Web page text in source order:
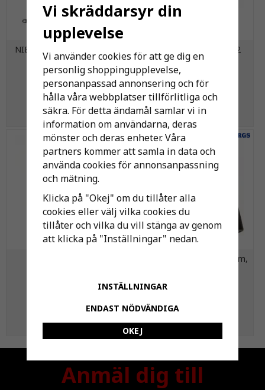
NIBE AXC 40 Tillbehörskort
4 302 kr
KÖP
MMA Vinkelkoppling M22
130 kr
KÖP
KÖP
Spikklammer, Svart, 3-5 mm,
KÖP
Anmäl dig till
Vi skräddarsyr din
upplevelse
Vi använder cookies för att ge dig en
personlig shoppingupplevelse,
personanpassad annonsering och för
hålla våra webbplatser tillförlitliga och
säkra. För detta ändamål samlar vi in
information om användarna, deras
mönster och deras enheter. Våra
partners kommer att samla in data och
använda cookies för annonsanpassning
och mätning.
Klicka på "Okej" om du tillåter alla
cookies eller välj vilka cookies du
tillåter och vilka du vill stänga av genom
att klicka på "Inställningar" nedan.
INSTÄLLNINGAR
ENDAST NÖDVÄNDIGA
OKEJ